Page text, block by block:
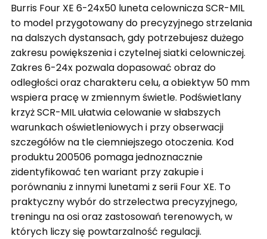
Burris Four XE 6-24x50 luneta celownicza SCR-MIL
to model przygotowany do precyzyjnego strzelania
na dalszych dystansach, gdy potrzebujesz dużego
zakresu powiększenia i czytelnej siatki celowniczej.
Zakres 6-24x pozwala dopasować obraz do
odległości oraz charakteru celu, a obiektyw 50 mm
wspiera pracę w zmiennym świetle. Podświetlany
krzyż SCR-MIL ułatwia celowanie w słabszych
warunkach oświetleniowych i przy obserwacji
szczegółów na tle ciemniejszego otoczenia. Kod
produktu 200506 pomaga jednoznacznie
zidentyfikować ten wariant przy zakupie i
porównaniu z innymi lunetami z serii Four XE. To
praktyczny wybór do strzelectwa precyzyjnego,
treningu na osi oraz zastosowań terenowych, w
których liczy się powtarzalność regulacji.